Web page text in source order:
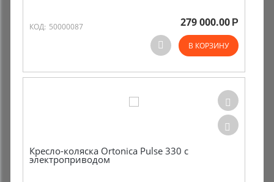
КОД: 50000087 279 000.00 Р
В КОРЗИНУ
Кресло-коляска Ortonica Pulse 330 с
электроприводом